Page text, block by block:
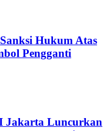
Hukum Atas
Pengganti
Jakarta Luncurkan